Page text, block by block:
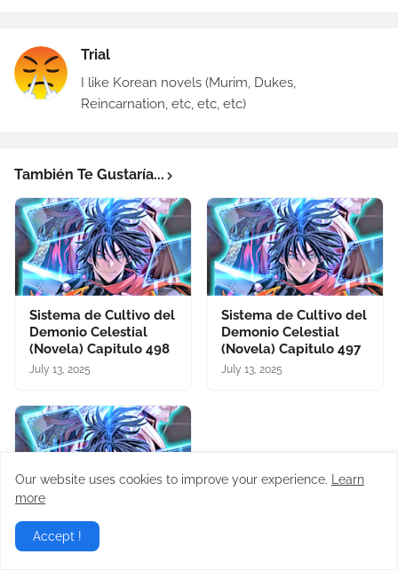
Trial
I like Korean novels (Murim, Dukes,
Reincarnation, etc, etc, etc)
También Te Gustaría...
Sistema de Cultivo del
Demonio Celestial
(Novela) Capitulo 498
July 13, 2025
Sistema de Cultivo del
Demonio Celestial
(Novela) Capitulo 497
July 13, 2025
Sistema de Cultivo del
Demonio Celestial
(Novela) Capitulo 496
Our website uses cookies to improve your experience.
Learn
more
Accept !